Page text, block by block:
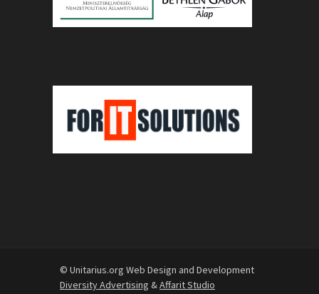
© Unitarius.org Web Design and Development
Diversity Advertising &Affarit Studio